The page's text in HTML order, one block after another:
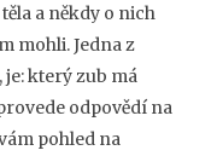
a někdy o nich
mohli. Jedna z
je: který zub má
odpovědí na
pohled na